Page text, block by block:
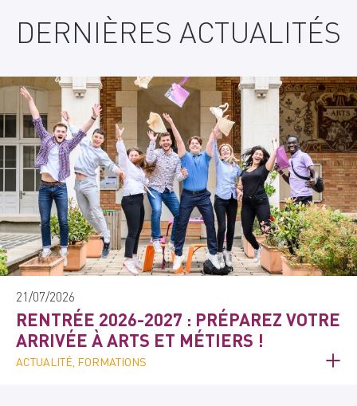
?
CONTACT
DERNIÈRES ACTUALITÉS
21/07/2026
RENTRÉE 2026-2027 : PRÉPAREZ VOTRE
ARRIVÉE À ARTS ET MÉTIERS !
ACTUALITÉ, FORMATIONS